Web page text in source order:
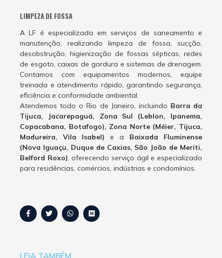
LIMPEZA DE FOSSA
A LF é especializada em serviços de saneamento e
manutenção, realizando limpeza de fossa, sucção,
desobstrução, higienização de fossas sépticas, redes
de esgoto, caixas de gordura e sistemas de drenagem.
Contamos com equipamentos modernos, equipe
treinada e atendimento rápido, garantindo segurança,
eficiência e conformidade ambiental.
Atendemos todo o Rio de Janeiro, incluindo Barra da
Tijuca, Jacarepaguá, Zona Sul (Leblon, Ipanema,
Copacabana, Botafogo), Zona Norte (Méier, Tijuca,
Madureira, Vila Isabel) e a Baixada Fluminense
(Nova Iguaçu, Duque de Caxias, São João de Meriti,
Belford Roxo), oferecendo serviço ágil e especializado
para residências, comércios, indústrias e condomínios.
LEIA TAMBÉM